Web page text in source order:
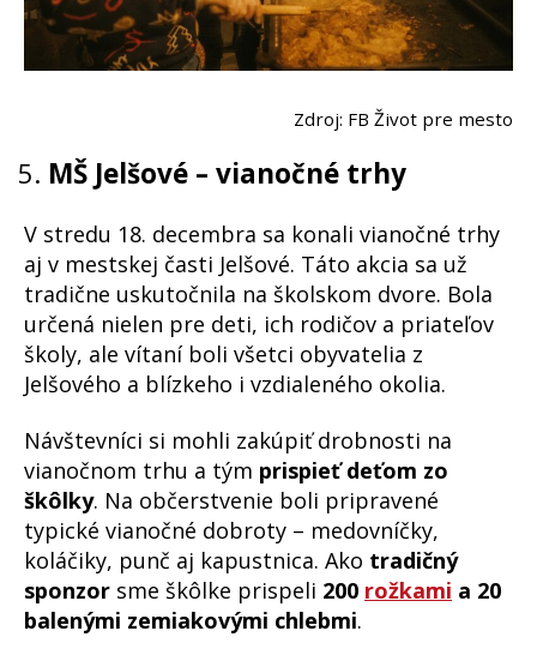
Zdroj: FB Život pre mesto
MŠ Jelšové – vianočné trhy
V stredu 18. decembra sa konali vianočné trhy
aj v mestskej časti Jelšové. Táto akcia sa už
tradične uskutočnila na školskom dvore. Bola
určená nielen pre deti, ich rodičov a priateľov
školy, ale vítaní boli všetci obyvatelia z
Jelšového a blízkeho i vzdialeného okolia.
Návštevníci si mohli zakúpiť drobnosti na
vianočnom trhu a tým prispieť deťom zo
škôlky. Na občerstvenie boli pripravené
typické vianočné dobroty – medovníčky,
koláčiky, punč aj kapustnica. Ako tradičný
sponzor sme škôlke prispeli 200 rožkami a 20
balenými zemiakovými chlebmi.